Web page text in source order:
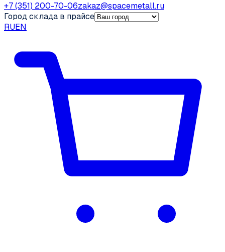
+7 (351) 200-70-06zakaz@spacemetall.ru
Город склада в прайсе
RUEN